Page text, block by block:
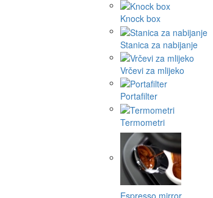
Knock box
Stanica za nabijanje
Vrčevi za mlijeko
Portafilter
Termometri
Espresso mirror